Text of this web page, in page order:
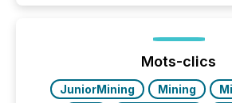
analyzed AI crawler activity across
window following press release
study tracked...
Mots-clics
JuniorMining Mining